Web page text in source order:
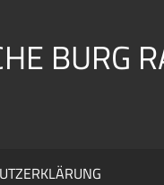
BURG